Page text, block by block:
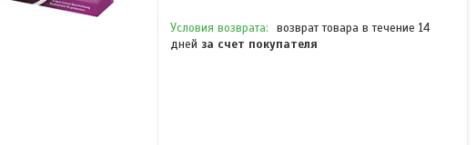
возврат товара в течение 14
дней за счет покупателя